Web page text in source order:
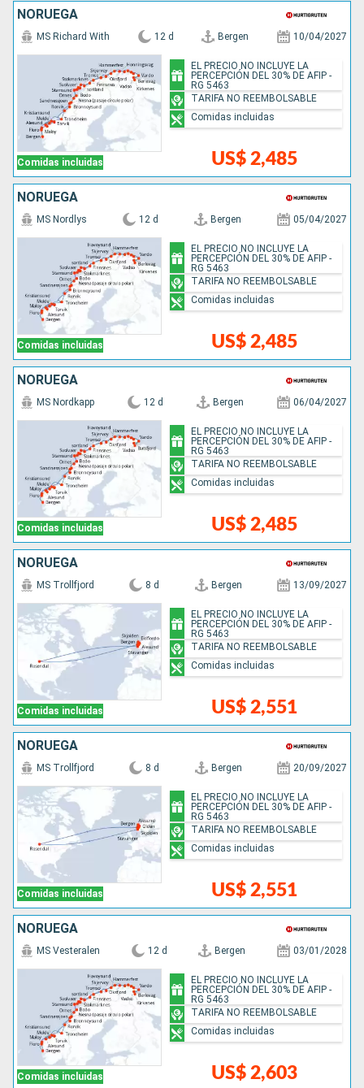
NORUEGA
Comidas incluidas
MS Richard With 12 d Bergen 10/04/2027
US$ 2,485
EL PRECIO NO INCLUYE LA
PERCEPCIÓN DEL 30% DE AFIP -
RG 5463
TARIFA NO REEMBOLSABLE
Comidas incluidas
NORUEGA
Comidas incluidas
MS Nordlys 12 d Bergen 05/04/2027
US$ 2,485
EL PRECIO NO INCLUYE LA
PERCEPCIÓN DEL 30% DE AFIP -
RG 5463
TARIFA NO REEMBOLSABLE
Comidas incluidas
NORUEGA
Comidas incluidas
MS Nordkapp 12 d Bergen 06/04/2027
US$ 2,485
EL PRECIO NO INCLUYE LA
PERCEPCIÓN DEL 30% DE AFIP -
RG 5463
TARIFA NO REEMBOLSABLE
Comidas incluidas
NORUEGA
Comidas incluidas
MS Trollfjord 8 d Bergen 13/09/2027
US$ 2,551
EL PRECIO NO INCLUYE LA
PERCEPCIÓN DEL 30% DE AFIP -
RG 5463
TARIFA NO REEMBOLSABLE
Comidas incluidas
NORUEGA
Comidas incluidas
MS Trollfjord 8 d Bergen 20/09/2027
US$ 2,551
EL PRECIO NO INCLUYE LA
PERCEPCIÓN DEL 30% DE AFIP -
RG 5463
TARIFA NO REEMBOLSABLE
Comidas incluidas
NORUEGA
Comidas incluidas
MS Vesteralen 12 d Bergen 03/01/2028
US$ 2,603
EL PRECIO NO INCLUYE LA
PERCEPCIÓN DEL 30% DE AFIP -
RG 5463
TARIFA NO REEMBOLSABLE
Comidas incluidas